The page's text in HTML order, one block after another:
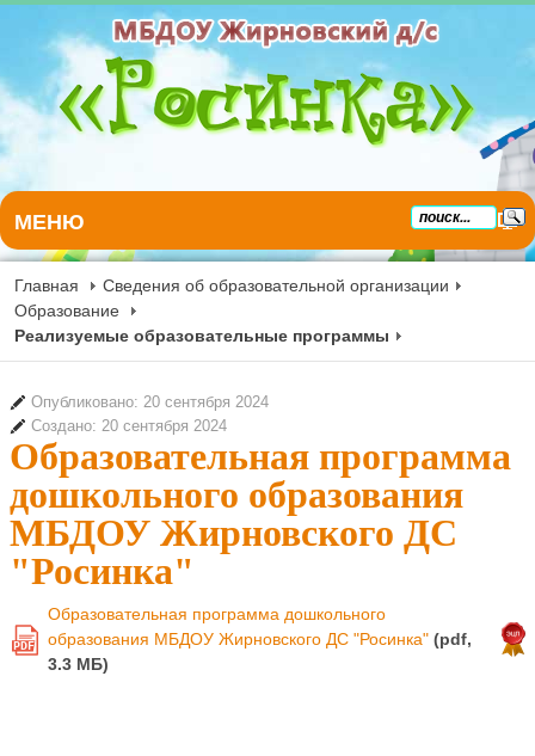
МЕНЮ
Главная
Сведения об образовательной организации
Образование
Реализуемые образовательные программы
Опубликовано: 20 сентября 2024
Создано: 20 сентября 2024
Образовательная программа
дошкольного образования
МБДОУ Жирновского ДС
"Росинка"
PDF
Образовательная программа дошкольного
образования МБДОУ Жирновского ДС "Росинка" (pdf,
3.3 MБ)